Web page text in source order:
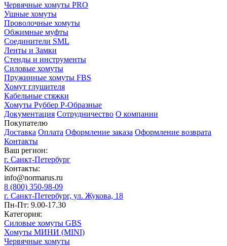
Червячные хомуты PRO
Ушные хомуты
Проволочные хомуты
Обжимные муфты
Соединители SML
Ленты и Замки
Стенды и инструменты
Силовые хомуты
Пружинные хомуты FBS
Хомут глушителя
Кабельные стяжки
Хомуты Руббер Р-Образные
Документация Сотрудничество О компании
Покупателю
Доставка Оплата Оформление заказа Оформление возврата
Контакты
Ваш регион:
г. Санкт-Петербург
Контакты:
info@normarus.ru
8 (800) 350-98-09
г. Санкт-Петербург, ул. Жукова, 18
Пн-Пт: 9.00-17.30
Категория:
Силовые хомуты GBS
Хомуты МИНИ (MINI)
Червячные хомуты